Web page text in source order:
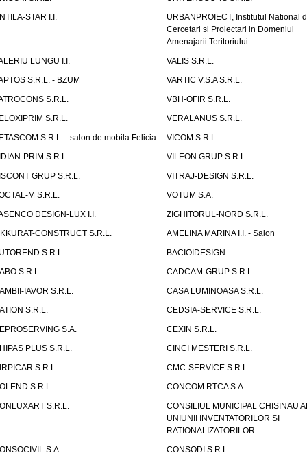
STAR I.I.
URBANPROIECT, Institutul National
Cercetari si Proiectari in Domeniul
Amenajarii Teritoriului
LUNGU I.I.
VALIS S.R.L.
S.R.L. - BZUM
VARTIC V.S.A S.R.L.
S.R.L.
VBH-OFIR S.R.L.
S.R.L.
VERALANUS S.R.L.
S.R.L. - salon de mobila Felicia
VICOM S.R.L.
PRIM S.R.L.
VILEON GRUP S.R.L.
GRUP S.R.L.
VITRAJ-DESIGN S.R.L.
M S.R.L.
VOTUM S.A.
DESIGN-LUX I.I.
ZIGHITORUL-NORD S.R.L.
CONSTRUCT S.R.L.
AMELINA MARINA I.I. - Salon
S.R.L.
BACIOIDESIGN
S.R.L.
CADCAM-GRUP S.R.L.
IAVOR S.R.L.
CASA LUMINOASA S.R.L.
S.R.L.
CEDSIA-SERVICE S.R.L.
S.A.
CEXIN S.R.L.
PLUS S.R.L.
CINCI MESTERI S.R.L.
S.R.L.
CMC-SERVICE S.R.L.
S.R.L.
CONCOM RTCA S.A.
S.R.L.
CONSILIUL MUNICIPAL CHISINAU
UNIUNII INVENTATORILOR SI
RATIONALIZATORILOR
S.A.
CONSODI S.R.L.